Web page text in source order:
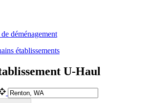
déménagement
établissements
U-Haul